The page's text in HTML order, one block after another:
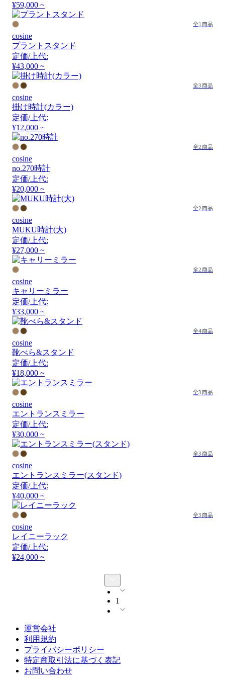
¥59,000 ~
全1商品
cosine
プラントスタンド
定価/上代:
¥43,000 ~
全3商品
cosine
掛け時計(カラー)
定価/上代:
¥12,000 ~
全2商品
cosine
no.270時計
定価/上代:
¥20,000 ~
全2商品
cosine
MUKU時計(大)
定価/上代:
¥27,000 ~
全2商品
cosine
キャリーミラー
定価/上代:
¥33,000 ~
全4商品
cosine
靴べら&スタンド
定価/上代:
¥18,000 ~
全3商品
cosine
エントランスミラー
定価/上代:
¥30,000 ~
全3商品
cosine
エントランスミラー(スタンド)
定価/上代:
¥40,000 ~
全3商品
cosine
レイニーラック
定価/上代:
¥24,000 ~
1
運営会社
利用規約
プライバシーポリシー
特定商取引法に基づく表記
お問い合わせ